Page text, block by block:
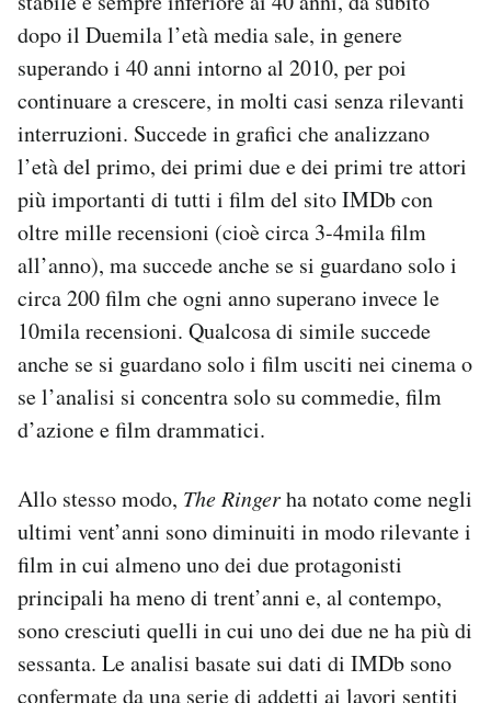
dopo il Duemila l’età media sale, in genere
superando i 40 anni intorno al 2010, per poi
continuare a crescere, in molti casi senza rilevanti
interruzioni. Succede in grafici che analizzano
l’età del primo, dei primi due e dei primi tre attori
più importanti di tutti i film del sito IMDb con
oltre mille recensioni (cioè circa 3-4mila film
all’anno), ma succede anche se si guardano solo i
circa 200 film che ogni anno superano invece le
10mila recensioni. Qualcosa di simile succede
anche se si guardano solo i film usciti nei cinema o
se l’analisi si concentra solo su commedie, film
d’azione e film drammatici.
Allo stesso modo, The Ringerha notato come negli
ultimi vent’anni sono diminuiti in modo rilevante i
film in cui almeno uno dei due protagonisti
principali ha meno di trent’anni e, al contempo,
sono cresciuti quelli in cui uno dei due ne ha più di
sessanta. Le analisi basate sui dati di IMDb sono
confermate da una serie di addetti ai lavori sentiti